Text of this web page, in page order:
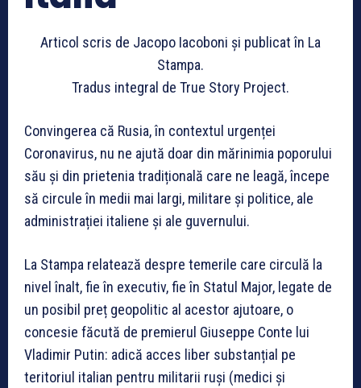
Articol scris de Jacopo Iacoboni și publicat în La
Stampa.
Tradus integral de True Story Project.
Convingerea că Rusia, în contextul urgenței
Coronavirus, nu ne ajută doar din mărinimia poporului
său și din prietenia tradițională care ne leagă, începe
să circule în medii mai largi, militare și politice, ale
administrației italiene și ale guvernului.
La Stampa relatează despre temerile care circulă la
nivel înalt, fie în executiv, fie în Statul Major, legate de
un posibil preț geopolitic al acestor ajutoare, o
concesie făcută de premierul Giuseppe Conte lui
Vladimir Putin: adică acces liber substanțial pe
teritoriul italian pentru militarii ruși (medici și